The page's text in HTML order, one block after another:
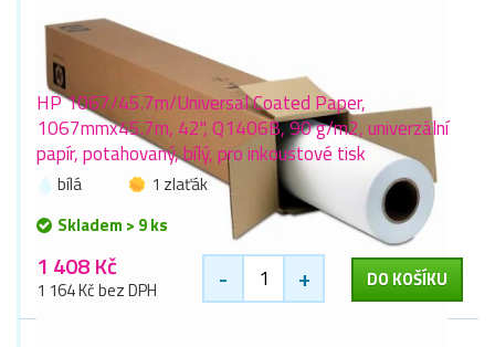
HP 1067/45.7m/Universal Coated Paper,
1067mmx45.7m, 42", Q1406B, 90 g/m2, univerzální
papír, potahovaný, bílý, pro inkoustové tisk
bílá
1 zlaťák
Skladem > 9 ks
1 408 Kč
1 164 Kč bez DPH - + DO KOŠÍKU